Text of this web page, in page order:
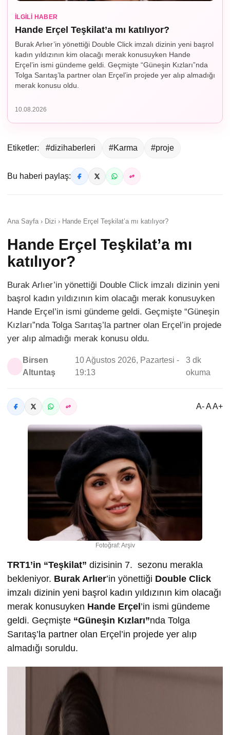
İLGILI HABER
Hande Erçel Teşkilat’a mı katılıyor?
Burak Arlıer’in yönettiği Double Click imzalı dizinin yeni başrol
kadın yıldızının kim olacağı merak konusuyken Hande
Erçel’in ismi gündeme geldi. Geçmişte “Güneşin Kızları”nda
Tolga Sarıtaş’la partner olan Erçel’in projede yer alıp almadığı
merak konusu oldu.
10.08.2026
Etiketler: #dizihaberleri #Karma #proje
Bu haberi paylaş:
Ana Sayfa › Dizi › Hande Erçel Teşkilat’a mı katılıyor?
Hande Erçel Teşkilat’a mı
katılıyor?
Burak Arlıer’in yönettiği Double Click imzalı dizinin yeni
başrol kadın yıldızının kim olacağı merak konusuyken
Hande Erçel’in ismi gündeme geldi. Geçmişte “Güneşin
Kızları”nda Tolga Sarıtaş’la partner olan Erçel’in projede
yer alıp almadığı merak konusu oldu.
Birsen
Altuntaş
10 Ağustos 2026, Pazartesi -
19:13
3 dk
okuma
A- A A+
Fotoğraf: Arşiv
TRT1’in “Teşkilat” dizisinin 7. sezonu merakla
bekleniyor. Burak Arlıer’in yönettiği Double Click
imzalı dizinin yeni başrol kadın yıldızının kim olacağı
merak konusuyken Hande Erçel’in ismi gündeme
geldi. Geçmişte “Güneşin Kızları”nda Tolga
Sarıtaş’la partner olan Erçel’in projede yer alıp
almadığı soruldu.